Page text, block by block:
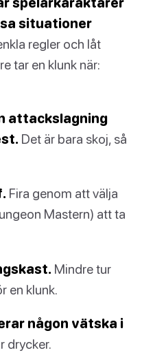
situationer
regler och låt
tar en klunk när:
attackslagning
Det är bara skoj, så
Fira genom att välja
Mastern) att ta
Mindre tur
en klunk.
någon vätska i
drycker.